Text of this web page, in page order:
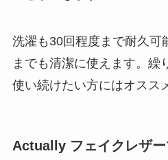
洗濯も30回程度まで耐久可
までも清潔に使えます。繰
使い続けたい方にはオスス
Actually フェイクレザ